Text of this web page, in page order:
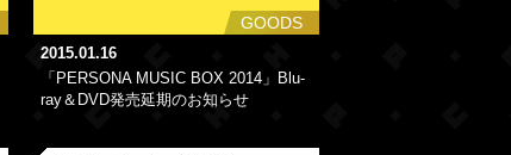
GOODS
2015.01.16
「PERSONA MUSIC BOX 2014」Blu-
ray＆DVD発売延期のお知らせ